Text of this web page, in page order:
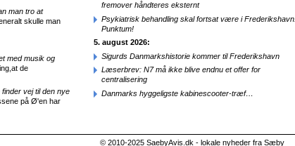
man tro at
skulle man
med musik og
de
vej til den nye
på Ø'en har
fremover håndteres eksternt
Psykiatrisk behandling skal fortsat være i Frederikshavn.
Punktum!
5. august 2026:
Sigurds Danmarkshistorie kommer til Frederikshavn
Læserbrev: N7 må ikke blive endnu et offer for
centralisering
Danmarks hyggeligste kabinescooter-træf…
© 2010-2025 SaebyAvis.dk - lokale nyheder fra Sæby